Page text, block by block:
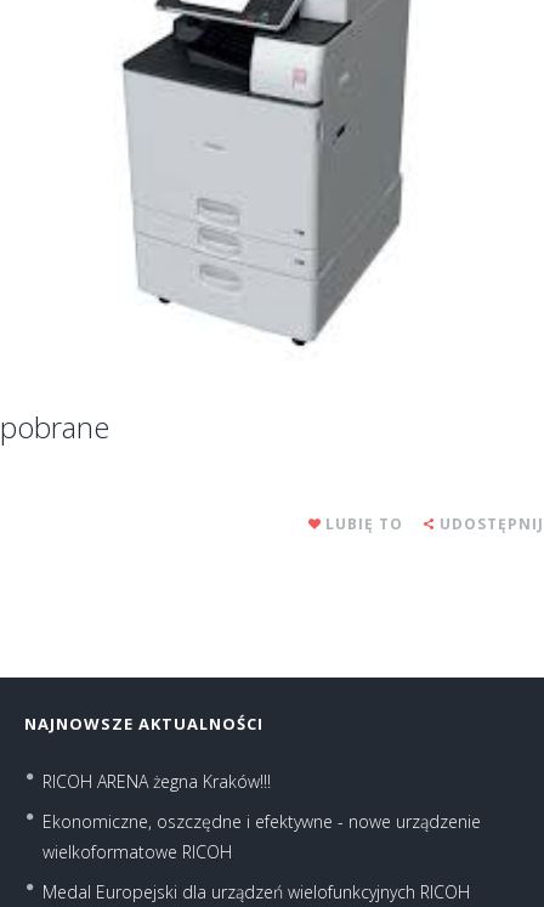
pobrane
LUBIĘ TO UDOSTĘPNIJ
NAJNOWSZE AKTUALNOŚCI
RICOH ARENA żegna Kraków!!!
Ekonomiczne, oszczędne i efektywne - nowe urządzenie
wielkoformatowe RICOH
Medal Europejski dla urządzeń wielofunkcyjnych RICOH